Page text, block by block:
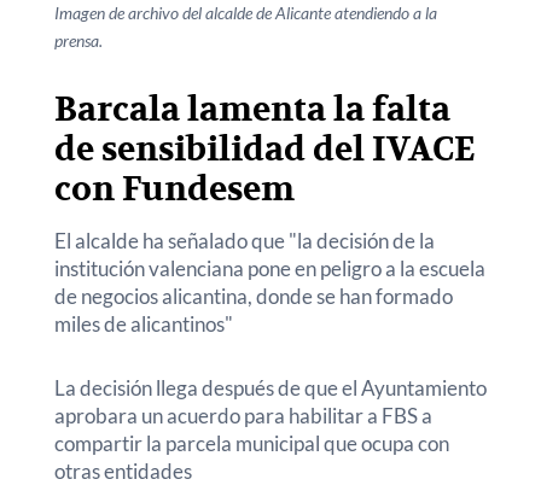
Imagen de archivo del alcalde de Alicante atendiendo a la
prensa.
Barcala lamenta la falta
de sensibilidad del IVACE
con Fundesem
El alcalde ha señalado que "la decisión de la
institución valenciana pone en peligro a la escuela
de negocios alicantina, donde se han formado
miles de alicantinos"
La decisión llega después de que el Ayuntamiento
aprobara un acuerdo para habilitar a FBS a
compartir la parcela municipal que ocupa con
otras entidades